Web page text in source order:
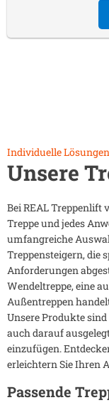
Individuelle
Unsere
Bei REAL Treppenlift
Treppe und jedes
umfangreiche
Treppensteigern, die
Anforderungen
Wendeltreppe, eine
Außentreppen
Unsere Produkte
auch darauf
einzufügen.
erleichtern Sie Ihren
Passende